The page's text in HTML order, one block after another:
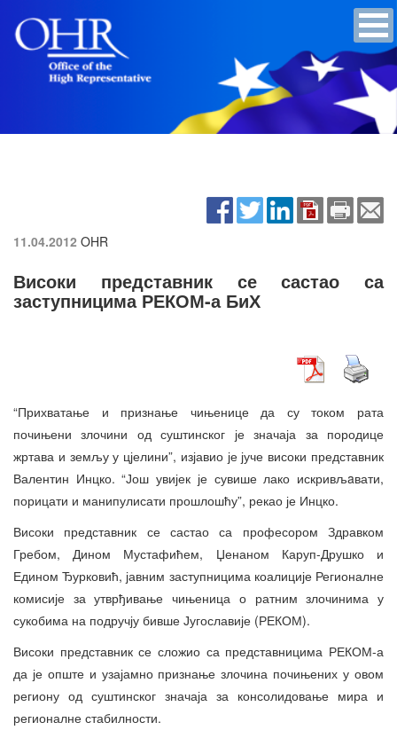
11.04.2012 OHR
Високи представник се састао са
заступницима РЕКОМ-а БиХ
“Прихватање и признање чињенице да су током рата
почињени злочини од суштинског је значаја за породице
жртава и земљу у цјелини”, изјавио је јуче високи представник
Валентин Инцко. “Још увијек је сувише лако искривљaвати,
порицати и манипулисати прошлошћу”, рекао је Инцко.
Високи представник се састао са професором Здравком
Гребом, Дином Мустафићем, Џенаном Каруп-Друшко и
Едином Ђурковић, јавним заступницима коалиције Регионалне
комисије за утврђивање чињеница о ратним злочинима у
сукобима на подручју бивше Југославије (РЕКОМ).
Високи представник се сложио са представницима РЕКОМ-а
да је опште и узајамно признање злочина почињених у овом
региону од суштинског значаја за консолидовање мира и
регионалне стабилности.